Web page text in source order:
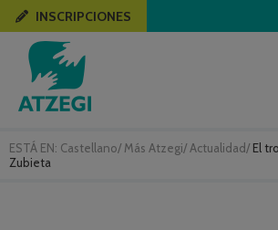
ESTÁ EN: Castellano/ Más Atzegi/ Actualidad/ El
Zubieta
INSCRIPCIONES